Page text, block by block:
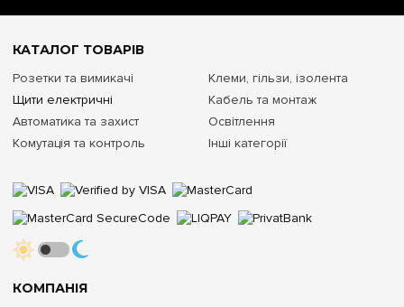
КОМПАНІЯ
КАТАЛОГ ТОВАРІВ
Розетки та вимикачі
Щити електричні
Автоматика та захист
Комутація та контроль
Клеми, гільзи, ізолента
Кабель та монтаж
Освітлення
Інші категорії